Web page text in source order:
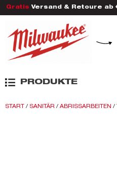
Gratis Versand & Retoure ab
PRODUKTE
START / SANITÄR / ABRISSARBEITEN /